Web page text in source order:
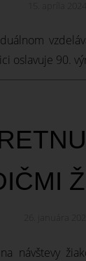
oslavuje 90.
návštevy